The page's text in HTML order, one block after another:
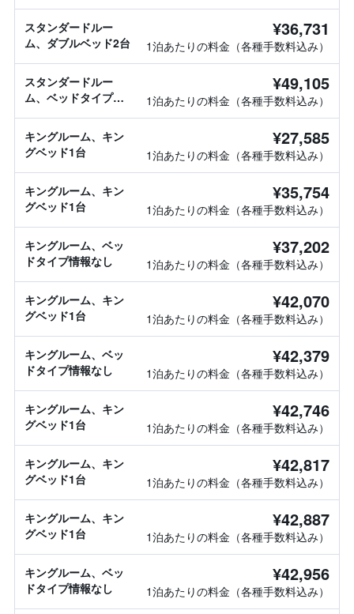
スタンダードルー
ム、ダブルベッド2台
¥36,731
1泊あたりの料金（各種手数料込み）
スタンダードルー
ム、ベッドタイプ情
¥49,105
1泊あたりの料金（各種手数料込み）
キングルーム、キン
グベッド1台
¥27,585
1泊あたりの料金（各種手数料込み）
キングルーム、キン
グベッド1台
¥35,754
1泊あたりの料金（各種手数料込み）
キングルーム、ベッ
ドタイプ情報なし
¥37,202
1泊あたりの料金（各種手数料込み）
キングルーム、キン
グベッド1台
¥42,070
1泊あたりの料金（各種手数料込み）
キングルーム、ベッ
ドタイプ情報なし
¥42,379
1泊あたりの料金（各種手数料込み）
キングルーム、キン
グベッド1台
¥42,746
1泊あたりの料金（各種手数料込み）
キングルーム、キン
グベッド1台
¥42,817
1泊あたりの料金（各種手数料込み）
キングルーム、キン
グベッド1台
¥42,887
1泊あたりの料金（各種手数料込み）
キングルーム、ベッ
ドタイプ情報なし
¥42,956
1泊あたりの料金（各種手数料込み）